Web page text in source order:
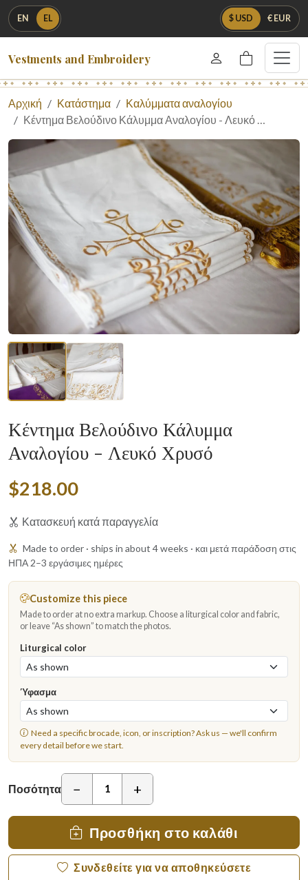
EN EL $ USD € EUR
Vestments and Embroidery
Αρχική Κατάστημα
Καλύμματα αναλογίου
Κέντημα Βελούδινο Κάλυμμα Αναλογίου - Λευκό …
Κέντημα Βελούδινο Κάλυμμα
Αναλογίου - Λευκό Χρυσό
$218.00
Κατασκευή κατά παραγγελία
Made to order · ships in about 4 weeks · και μετά παράδοση στις
ΗΠΑ 2–3 εργάσιμες ημέρες
Customize this piece
Made to order at no extra markup. Choose a liturgical color and fabric,
or leave “As shown” to match the photos.
Liturgical color
Ύφασμα
Need a specific brocade, icon, or inscription?Ask us — we'll confirm
every detail before we start.
Ποσότητα − +
Προσθήκη στο καλάθι
Συνδεθείτε για να αποθηκεύσετε